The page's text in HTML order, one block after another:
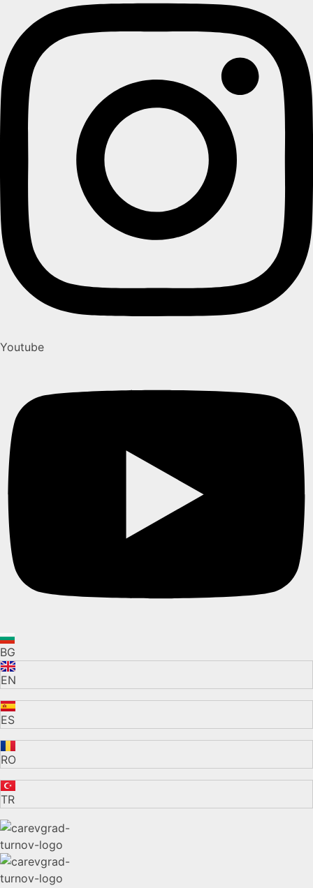
Youtube
BG
EN
ES
RO
TR